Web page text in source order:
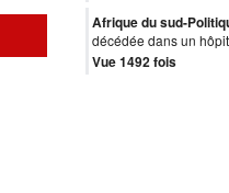
Afrique du sud-
décédée dans un
Vue 1492 fois